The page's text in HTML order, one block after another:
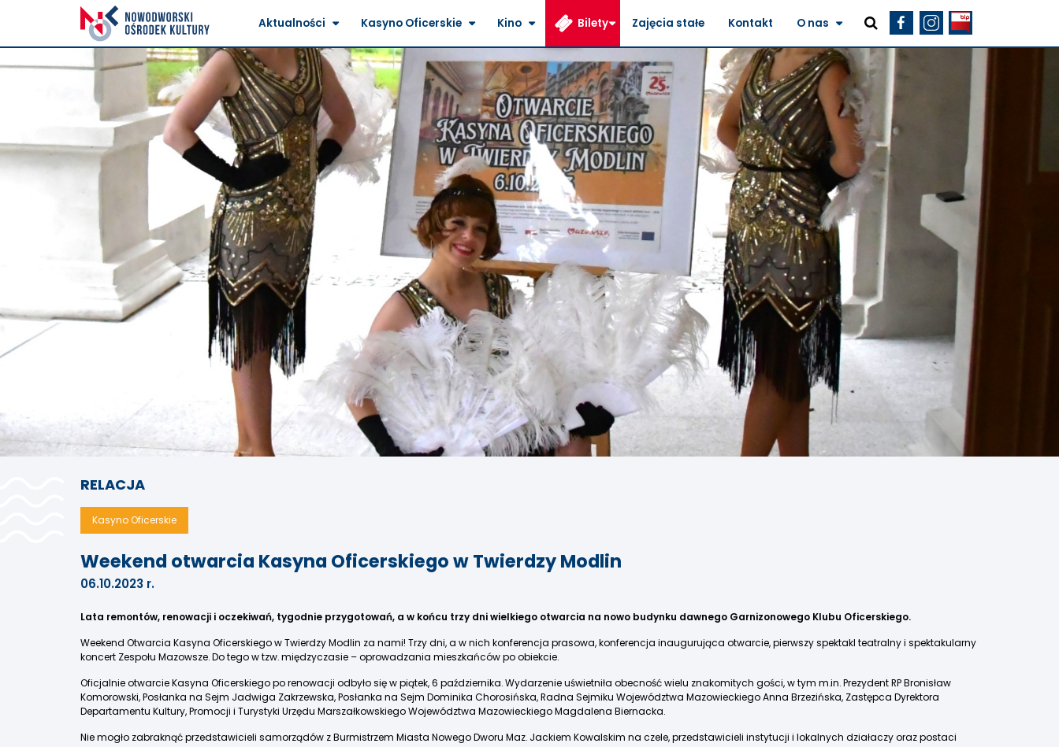
Aktualności Kasyno Oficerskie Kino Bilety Zajęcia stałe Kontakt O nas
RELACJA
Kasyno Oficerskie
Weekend otwarcia Kasyna Oficerskiego w Twierdzy Modlin
06.10.2023 r.
Lata remontów, renowacji i oczekiwań, tygodnie przygotowań, a w końcu trzy dni wielkiego otwarcia na nowo budynku dawnego Garnizonowego Klubu Oficerskiego.
Weekend Otwarcia Kasyna Oficerskiego w Twierdzy Modlin za nami! Trzy dni, a w nich konferencja prasowa, konferencja inaugurująca otwarcie, pierwszy spektakl teatralny i spektakularny
koncert Zespołu Mazowsze. Do tego w tzw. międzyczasie – oprowadzania mieszkańców po obiekcie.
Oficjalnie otwarcie Kasyna Oficerskiego po renowacji odbyło się w piątek, 6 października. Wydarzenie uświetniła obecność wielu znakomitych gości, w tym m.in. Prezydent RP Bronisław
Komorowski, Posłanka na Sejm Jadwiga Zakrzewska, Posłanka na Sejm Dominika Chorosińska, Radna Sejmiku Województwa Mazowieckiego Anna Brzezińska, Zastępca Dyrektora
Departamentu Kultury, Promocji i Turystyki Urzędu Marszałkowskiego Województwa Mazowieckiego Magdalena Biernacka.
Nie mogło zabraknąć przedstawicieli samorządów z Burmistrzem Miasta Nowego Dworu Maz. Jackiem Kowalskim na czele, przedstawicieli instytucji i lokalnych działaczy oraz postaci